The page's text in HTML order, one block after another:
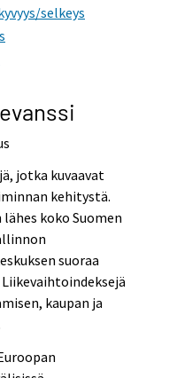
selkeys
jotka kuvaavat
kehitystä.
koko Suomen
suoraa
kaupan ja